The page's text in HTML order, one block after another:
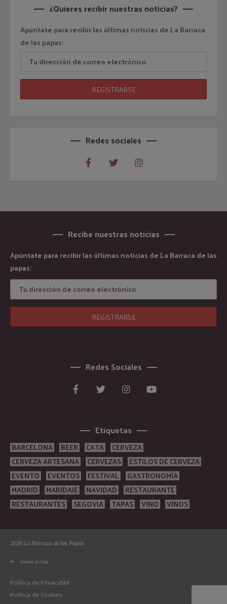
¿Quieres recibir nuestras noticias?
Apúntate para recibir las últimas noticias de La Barraca
de las papas:
Redes sociales
Recibe nuestras noticias
Apúntate para recibir las últimas noticias de La Barraca de las
papas:
Redes Sociales
Etiquetas
BARCELONA BEER CATA
CERVEZA
CERVEZA ARTESANA
CERVEZAS
ESTILOS DE CERVEZA
EVENTO
EVENTOS FESTIVAL
GASTRONOMÍA
MADRID
MARIDAJE NAVIDAD
RESTAURANTE
RESTAURANTES
SEGOVIA TAPAS VINO VINOS
2026 La Barraca de las Papas
Volver arriba
Política de Privacidad
Política de Cookies